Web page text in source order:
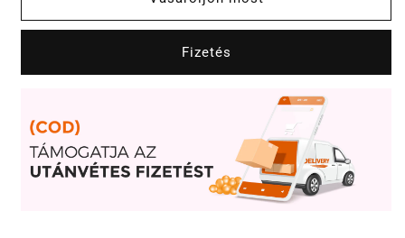
kétrészes
csökkentése
vászon
kétrészes
mennyiségének
növelése
Fizetés